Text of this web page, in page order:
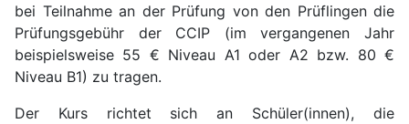
bei Teilnahme an der Prüfung von den Prüflingen die
Prüfungsgebühr der CCIP (im vergangenen Jahr
beispielsweise 55 € Niveau A1 oder A2 bzw. 80 €
Niveau B1) zu tragen.
Der Kurs richtet sich an Schüler(innen), die